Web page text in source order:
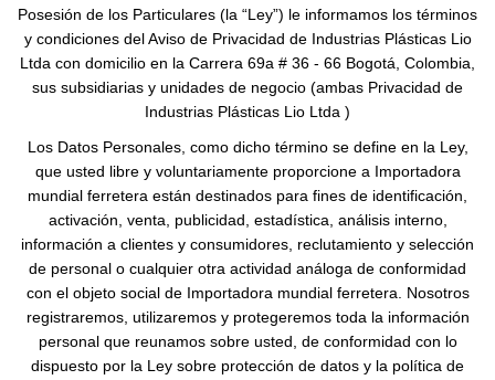
Posesión de los Particulares (la “Ley”) le informamos los términos
y condiciones del Aviso de Privacidad de Industrias Plásticas Lio
Ltda con domicilio en la Carrera 69a # 36 - 66 Bogotá, Colombia,
sus subsidiarias y unidades de negocio (ambas Privacidad de
Industrias Plásticas Lio Ltda )
Los Datos Personales, como dicho término se define en la Ley,
que usted libre y voluntariamente proporcione a Importadora
mundial ferretera están destinados para fines de identificación,
activación, venta, publicidad, estadística, análisis interno,
información a clientes y consumidores, reclutamiento y selección
de personal o cualquier otra actividad análoga de conformidad
con el objeto social de Importadora mundial ferretera. Nosotros
registraremos, utilizaremos y protegeremos toda la información
personal que reunamos sobre usted, de conformidad con lo
dispuesto por la Ley sobre protección de datos y la política de